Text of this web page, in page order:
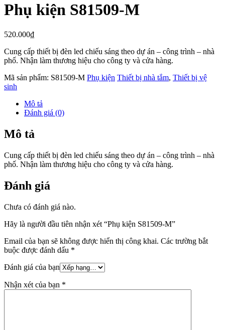
Phụ kiện S81509-M
520.000₫
Cung cấp thiết bị đèn led chiếu sáng theo dự án – công trình – nhà
phố. Nhận làm thương hiệu cho công ty và cửa hàng.
Mã sản phẩm: S81509-M Phụ kiện Thiết bị nhà tắm, Thiết bị vệ
sinh
Mô tả
Đánh giá (0)
Mô tả
Cung cấp thiết bị đèn led chiếu sáng theo dự án – công trình – nhà
phố. Nhận làm thương hiệu cho công ty và cửa hàng.
Đánh giá
Chưa có đánh giá nào.
Hãy là người đầu tiên nhận xét “Phụ kiện S81509-M”
Email của bạn sẽ không được hiển thị công khai. Các trường bắt
buộc được đánh dấu *
Đánh giá của bạn
Nhận xét của bạn *